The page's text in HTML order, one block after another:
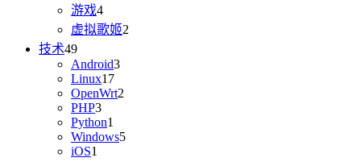
游戏4
虚拟歌姬2
技术49
Android3
Linux17
OpenWrt2
PHP3
Python1
Windows5
iOS1